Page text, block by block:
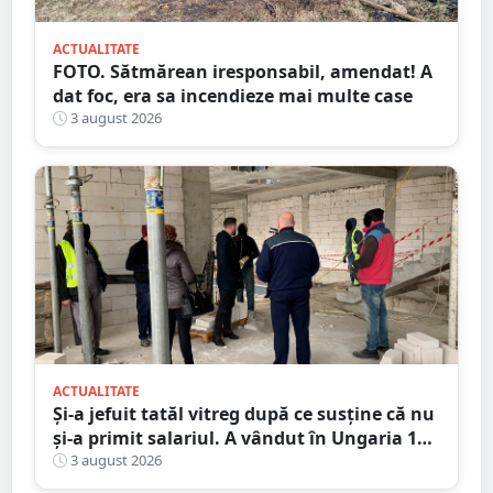
ACTUALITATE
FOTO. Sătmărean iresponsabil, amendat! A
dat foc, era sa incendieze mai multe case
3 august 2026
ACTUALITATE
Și-a jefuit tatăl vitreg după ce susține că nu
și-a primit salariul. A vândut în Ungaria 120
de role de vată și gresie de 7.000 de euro
3 august 2026